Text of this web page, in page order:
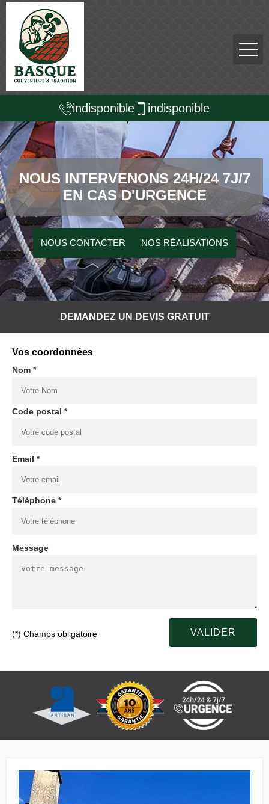
indisponible indisponible
NOUS INTERVENONS 24H/24 7J/7
EN CAS D'URGENCE
NOUS CONTACTER NOS RÉALISATIONS
DEMANDEZ UN DEVIS GRATUIT
Vos coordonnées
Nom *
Code postal *
Email *
Téléphone *
Message
(*) Champs obligatoire